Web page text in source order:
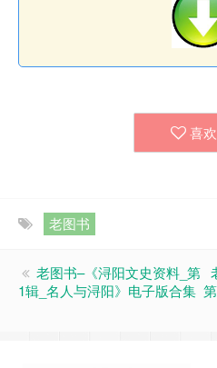
喜
老图书
老图书–《浔阳文史资料_第
1辑_名人与浔阳》电子版合集